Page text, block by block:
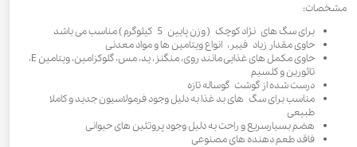
مشخصات:
برای سگ های نژاد کوچک ( وزن پایین 5 کیلوگرم ) مناسب می باشد
حاوی مقدار زیاد فیبر، انواع ویتامین ها و مواد معدنی
حاوی مکمل های غذایی مانند روی، منگنز، ید، مس، گلوکزامین، ویتامین E،
تائورین و کلسیم
درست شده از گوشت گوساله تازه
مناسب برای سگ های بد غذا به دلیل وجود فرمولاسیون جدید و کاملا
طبیعی
هضم بسیارسریع و راحت به دلیل وجود پروتئین های حیوانی
فاقد طعم دهنده های مصنوعی